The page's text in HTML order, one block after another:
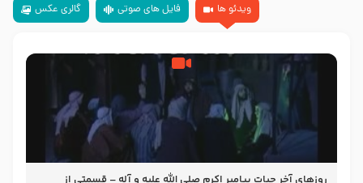
ویدئو ها
فایل های صوتی گالری عکس
روزهای آخر حیات پیامبر اکرم صلی الله علیه و آله – قسمتی از